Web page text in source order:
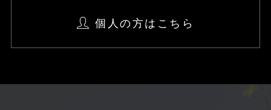
個人の方はこちら